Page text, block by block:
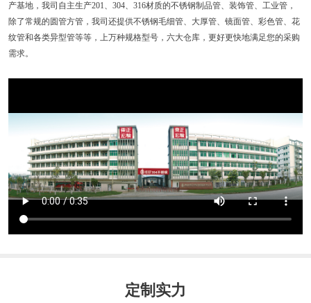
产基地，我司自主生产201、304、316材质的不锈钢制品管、装饰管、工业管，
除了常规的圆管方管，我司还提供不锈钢毛细管、大厚管、镜面管、彩色管、花
纹管和各类异型管等等，上万种规格型号，六大仓库，更好更快地满足您的采购
需求。
定制实力